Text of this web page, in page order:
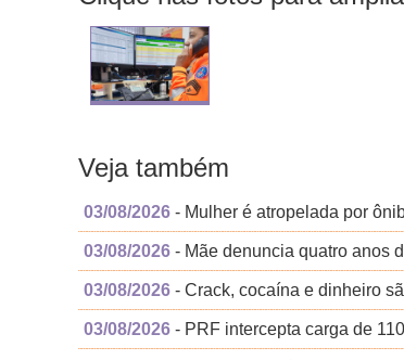
Veja também
03/08/2026 - Mulher é atropelada por
03/08/2026 - Mãe denuncia quatro anos
03/08/2026 - Crack, cocaína e dinheiro
03/08/2026 - PRF intercepta carga de